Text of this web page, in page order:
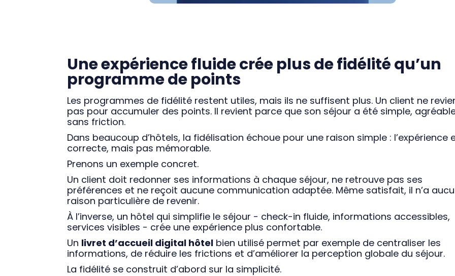
Une expérience fluide crée plus de fidélité qu’un
programme de points
Les programmes de fidélité restent utiles, mais ils ne suffisent plus. Un client ne
pas pour accumuler des points. Il revient parce que son séjour a été simple,
sans friction.
Dans beaucoup d’hôtels, la fidélisation échoue pour une raison simple : l’expérience
correcte, mais pas mémorable.
Prenons un exemple concret.
Un client doit redonner ses informations à chaque séjour, ne retrouve pas ses
préférences et ne reçoit aucune communication adaptée. Même satisfait, il n’a
raison particulière de revenir.
À l’inverse, un hôtel qui simplifie le séjour - check-in fluide, informations accessibles,
services visibles - crée une expérience plus confortable.
Un livret d’accueil digital hôtel bien utilisé permet par exemple de centraliser les
informations, de réduire les frictions et d’améliorer la perception globale du séjour.
La fidélité se construit d’abord sur la simplicité.